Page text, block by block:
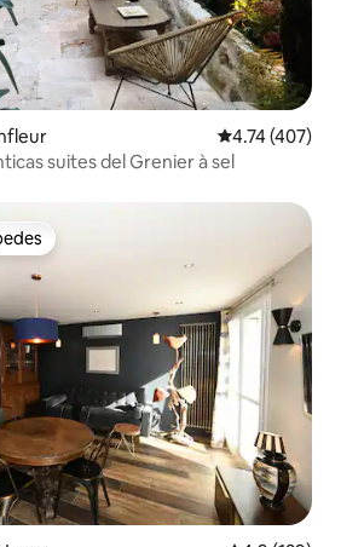
Calificación
4.74 (407)
suites del Grenier à sel